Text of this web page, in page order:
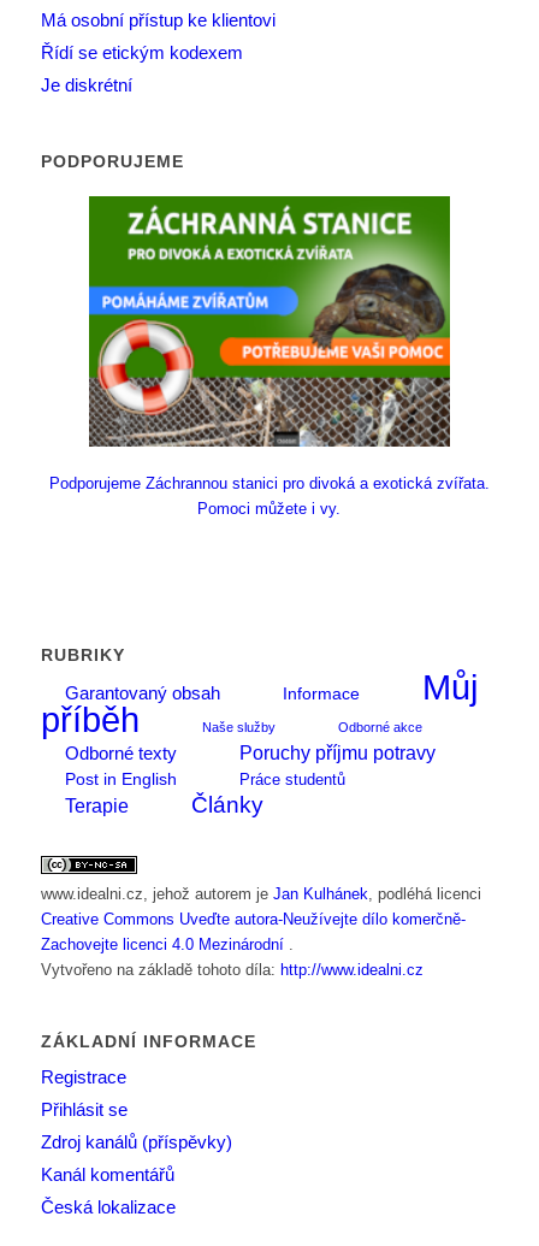
Má osobní přístup ke klientovi
Řídí se etickým kodexem
Je diskrétní
PODPORUJEME
Podporujeme Záchrannou stanici pro divoká a exotická zvířata.
Pomoci můžete i vy.
RUBRIKY
Garantovaný obsah
Informace
Můj
příběh
Naše služby Odborné akce
Odborné texty Poruchy příjmu potravy
Post in English Práce studentů
Terapie Články
www.idealni.cz , jehož autorem je Jan Kulhánek , podléhá licenci
Creative Commons Uveďte autora-Neužívejte dílo komerčně-
Zachovejte licenci 4.0 Mezinárodní
Vytvořeno na základě tohoto díla: http://www.idealni.cz
ZÁKLADNÍ INFORMACE
Registrace
Přihlásit se
Zdroj kanálů (příspěvky)
Kanál komentářů
Česká lokalizace